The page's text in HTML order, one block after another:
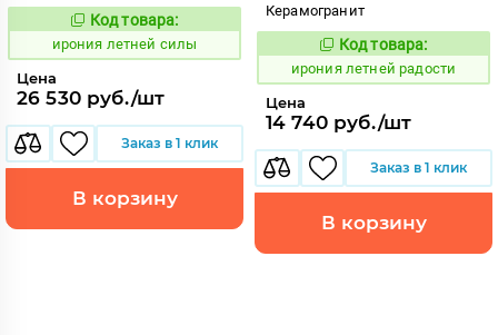
1099713
Код товара:
ирония летней силы
Цена
26 530 руб./шт
Заказ в 1 клик
В корзину
Керамогранит
1099702
Код товара:
ирония летней радости
Цена
14 740 руб./шт
Заказ в 1 клик
В корзину